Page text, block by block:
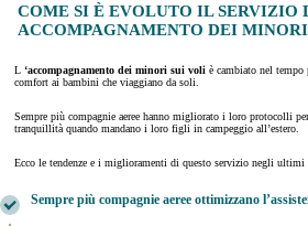
COME SI È EVOLUTO IL SERVIZIO
ACCOMPAGNAMENTO DEI
L ‘accompagnamento dei minori sui voli è cambiato nel tempo
comfort ai bambini che viaggiano da soli.
Sempre più compagnie aeree hanno migliorato i loro protocolli
tranquillità quando mandano i loro figli in campeggio all’estero.
Ecco le tendenze e i miglioramenti di questo servizio negli ultimi
Sempre più compagnie aeree ottimizzano